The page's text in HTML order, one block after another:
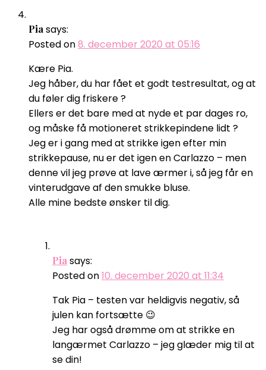
Piasays:
Posted on8. december 2020 at 05:16
Kære Pia.
Jeg håber, du har fået et godt testresultat, og at
du føler dig friskere ?
Ellers er det bare med at nyde et par dages ro,
og måske få motioneret strikkepindene lidt ?
Jeg er i gang med at strikke igen efter min
strikkepause, nu er det igen en Carlazzo – men
denne vil jeg prøve at lave ærmer i, så jeg får en
vinterudgave af den smukke bluse.
Alle mine bedste ønsker til dig.
Piasays:
Posted on10. december 2020 at 11:34
Tak Pia – testen var heldigvis negativ, så
julen kan fortsætte 😉
Jeg har også drømme om at strikke en
langærmet Carlazzo – jeg glæder mig til at
se din!